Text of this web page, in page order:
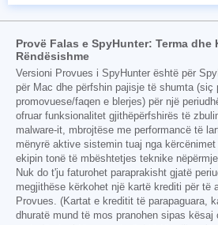
Provë Falas e SpyHunter: Terma dhe
Rëndësishme
Versioni Provues i SpyHunter është për
për Mac dhe përfshin pajisje të shumta (siç
promovuese/faqen e blerjes) për një
ofruar funksionalitet gjithëpërfshirës të
malware-it, mbrojtëse me performancë të
mënyrë aktive sistemin tuaj nga
ekipin tonë të mbështetjes teknike
Nuk do t'ju faturohet paraprakisht gjatë
megjithëse kërkohet një kartë krediti për të
Provues. (Kartat e kreditit të parapaguara,
dhuratë mund të mos pranohen sipas kësaj